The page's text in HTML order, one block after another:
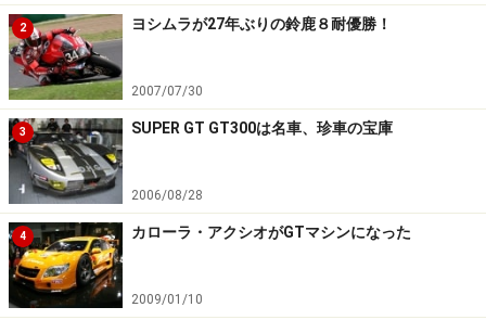
2 ヨシムラが27年ぶりの鈴鹿８耐優勝！
2007/07/30
3 SUPER GT GT300は名車、珍車の宝庫
2006/08/28
4 カローラ・アクシオがGTマシンになった
2009/01/10